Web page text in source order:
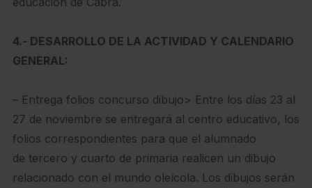
4.- DESARROLLO DE LA ACTIVIDAD Y CALENDARIO
GENERAL:
– Entrega folios concurso dibujo> Entre los días 23 al
27 de noviembre se entregará al centro educativo, los
folios correspondientes para que el alumnado
de tercero y cuarto de primaria realicen un dibujo
relacionado con el mundo oleícola. Los dibujos serán